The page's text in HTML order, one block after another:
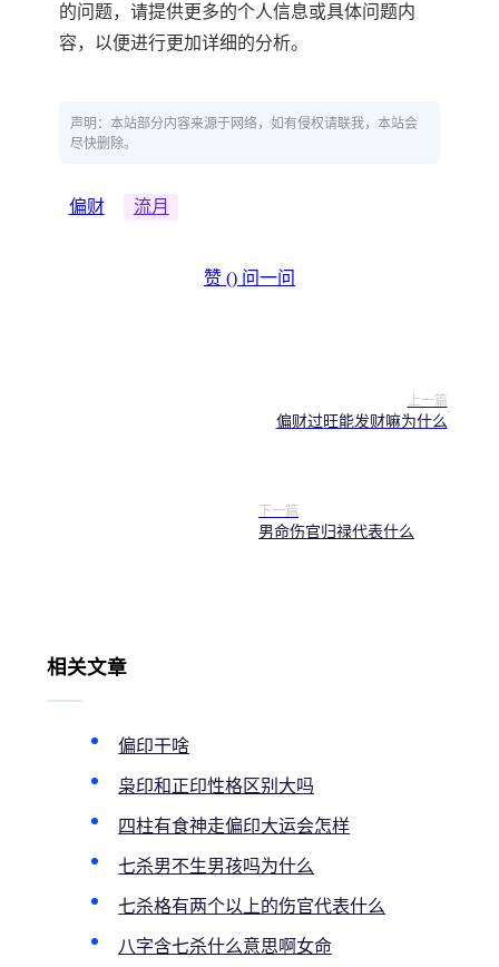
的问题，请提供更多的个人信息或具体问题内
容，以便进行更加详细的分析。
声明：本站部分内容来源于网络，如有侵权请联我，本站会
尽快删除。
偏财 流月
赞 () 问一问
上一篇
偏财过旺能发财嘛为什么
下一篇
男命伤官归禄代表什么
相关文章
偏印干啥
枭印和正印性格区别大吗
四柱有食神走偏印大运会怎样
七杀男不生男孩吗为什么
七杀格有两个以上的伤官代表什么
八字含七杀什么意思啊女命